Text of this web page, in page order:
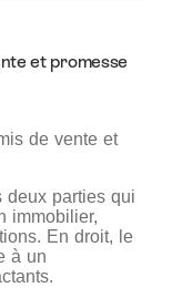
et promesse
de vente et
deux parties qui
immobilier,
En droit, le
à un